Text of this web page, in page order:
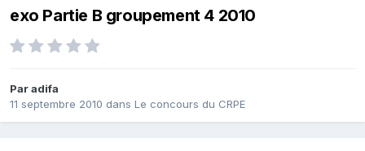
exo Partie B groupement 4 2010
Par adifa
11 septembre 2010 dans Le concours du CRPE